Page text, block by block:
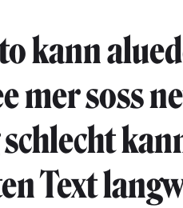
kann
mer soss
Text